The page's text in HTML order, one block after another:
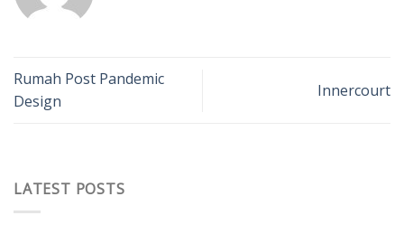
Rumah Post Pandemic
Design
Innercourt
LATEST POSTS